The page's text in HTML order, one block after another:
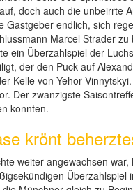
doch auch die unbeirrte
Gastgeber endlich, sich
Marcel Strader
ein Überzahlspiel der
der den Puck auf
Kelle von Yehor
Der zwanzigste
konnten.
krönt
weiter angewachsen